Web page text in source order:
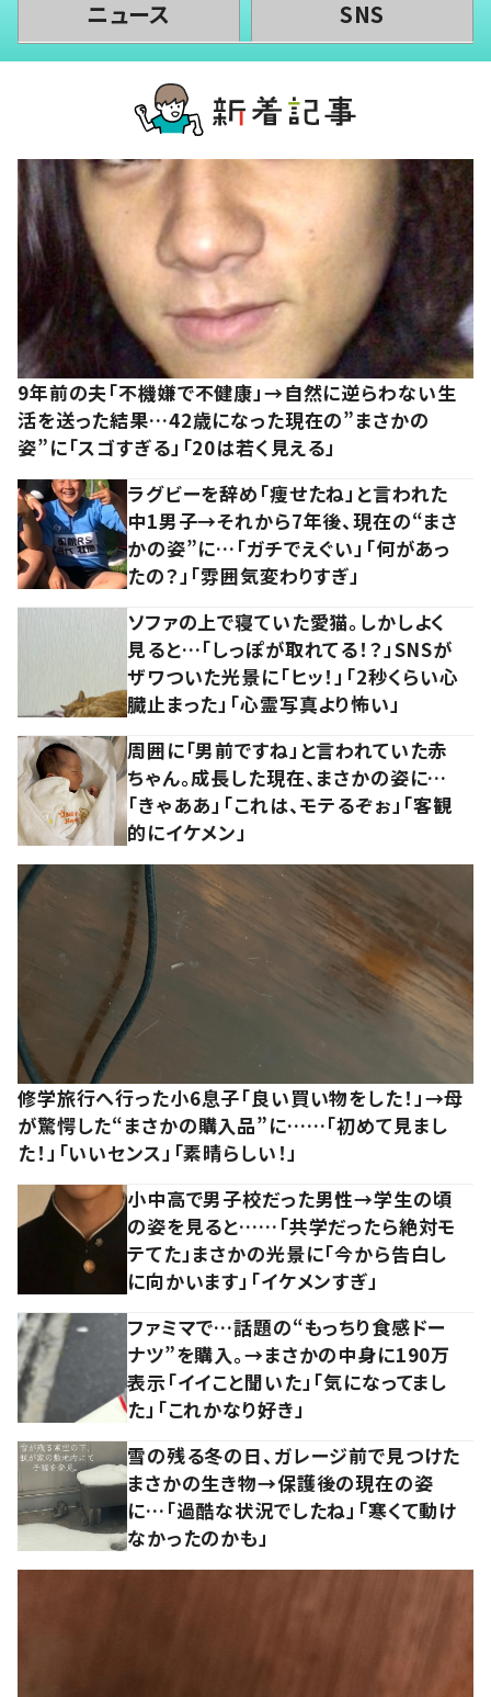
ニュース SNS
9年前の夫「不機嫌で不健康」→自然に逆らわない生
活を送った結果…42歳になった現在の”まさかの
姿”に「スゴすぎる」「20は若く見える」
ラグビーを辞め「痩せたね」と言われた
中1男子→それから7年後、現在の“まさ
かの姿”に…「ガチでえぐい」「何があっ
たの？」「雰囲気変わりすぎ」
ソファの上で寝ていた愛猫。しかしよく
見ると…「しっぽが取れてる！？」SNSが
ザワついた光景に「ヒッ！」「2秒くらい心
臓止まった」「心霊写真より怖い」
周囲に「男前ですね」と言われていた赤
ちゃん。成長した現在、まさかの姿に…
「きゃああ」「これは、モテるぞぉ」「客観
的にイケメン」
修学旅行へ行った小6息子「良い買い物をした！」→母
が驚愕した“まさかの購入品”に……「初めて見まし
た！」「いいセンス」「素晴らしい！」
小中高で男子校だった男性→学生の頃
の姿を見ると……「共学だったら絶対モ
テてた」まさかの光景に「今から告白し
に向かいます」「イケメンすぎ」
ファミマで…話題の“もっちり食感ドー
ナツ”を購入。→まさかの中身に190万
表示「イイこと聞いた」「気になってまし
た」「これかなり好き」
雪の残る冬の日、ガレージ前で見つけた
まさかの生き物→保護後の現在の姿
に…「過酷な状況でしたね」「寒くて動け
なかったのかも」